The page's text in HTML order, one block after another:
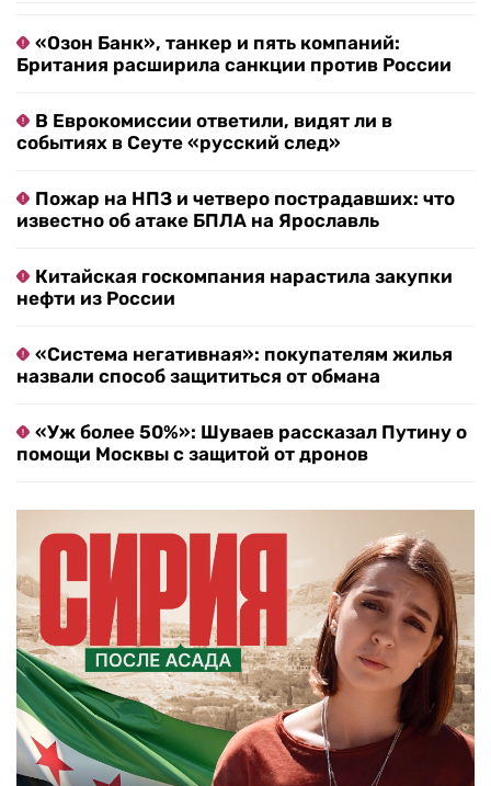
«Озон Банк», танкер и пять компаний:
Британия расширила санкции против России
В Еврокомиссии ответили, видят ли в
событиях в Сеуте «русский след»
Пожар на НПЗ и четверо пострадавших: что
известно об атаке БПЛА на Ярославль
Китайская госкомпания нарастила закупки
нефти из России
«Система негативная»: покупателям жилья
назвали способ защититься от обмана
«Уж более 50%»: Шуваев рассказал Путину о
помощи Москвы с защитой от дронов